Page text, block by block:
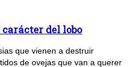
carácter del lobo
que vienen a destruir
de ovejas que van a querer